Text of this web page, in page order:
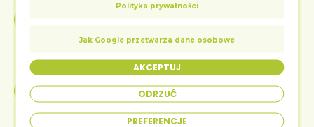
Wybierz termin
lokalizacji Łódź , Al. Piłsudskiego 133D na
najbliższe dni
4 Opłać konsultację
Bezpieczna płatność online — BLIK, karta lub
przelew
Polityka prywatności
Jak Google przetwarza dane osobowe
AKCEPTUJ
ODRZUĆ
PREFERENCJE